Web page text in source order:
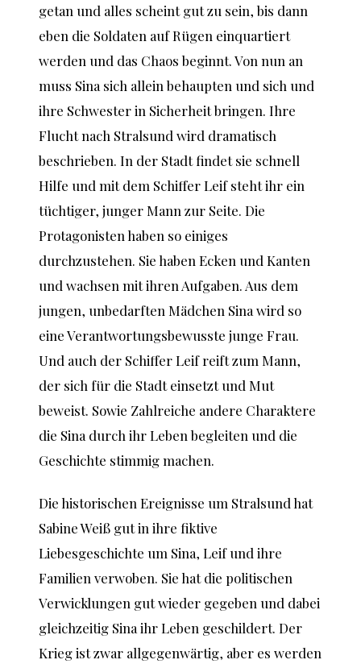
getan und alles scheint gut zu sein, bis dann
eben die Soldaten auf Rügen einquartiert
werden und das Chaos beginnt. Von nun an
muss Sina sich allein behaupten und sich und
ihre Schwester in Sicherheit bringen. Ihre
Flucht nach Stralsund wird dramatisch
beschrieben. In der Stadt findet sie schnell
Hilfe und mit dem Schiffer Leif steht ihr ein
tüchtiger, junger Mann zur Seite. Die
Protagonisten haben so einiges
durchzustehen. Sie haben Ecken und Kanten
und wachsen mit ihren Aufgaben. Aus dem
jungen, unbedarften Mädchen Sina wird so
eine Verantwortungsbewusste junge Frau.
Und auch der Schiffer Leif reift zum Mann,
der sich für die Stadt einsetzt und Mut
beweist. Sowie Zahlreiche andere Charaktere
die Sina durch ihr Leben begleiten und die
Geschichte stimmig machen.
Die historischen Ereignisse um Stralsund hat
Sabine Weiß gut in ihre fiktive
Liebesgeschichte um Sina, Leif und ihre
Familien verwoben. Sie hat die politischen
Verwicklungen gut wieder gegeben und dabei
gleichzeitig Sina ihr Leben geschildert. Der
Krieg ist zwar allgegenwärtig, aber es werden